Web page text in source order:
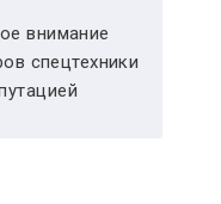
внимание
спецтехники